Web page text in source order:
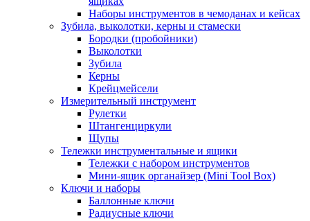
Наборы инструментов в чемоданах и кейсах
Зубила, выколотки, керны и стамески
Бородки (пробойники)
Выколотки
Зубила
Керны
Крейцмейсели
Измерительный инструмент
Рулетки
Штангенциркули
Щупы
Тележки инструментальные и ящики
Тележки с набором инструментов
Мини-ящик органайзер (Mini Tool Box)
Ключи и наборы
Баллонные ключи
Радиусные ключи